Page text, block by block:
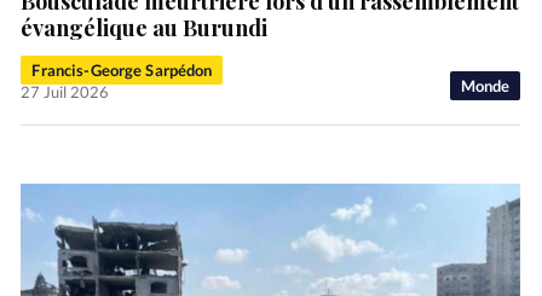
Monde
évangélique au Burundi
Francis-George Sarpédon
27 Juil 2026